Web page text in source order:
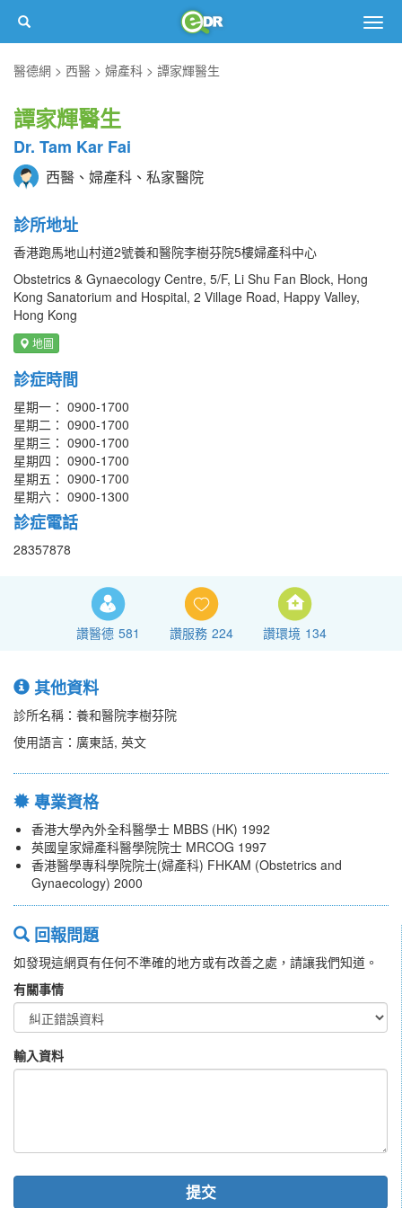
醫德網
西醫 婦產科 譚家輝醫生
譚家輝醫生
Dr. Tam Kar Fai
西醫、婦產科、私家醫院
診所地址
香港跑馬地山村道2號養和醫院李樹芬院5樓婦產科中心
Obstetrics & Gynaecology Centre, 5/F, Li Shu Fan Block, Hong
Kong Sanatorium and Hospital, 2 Village Road, Happy Valley,
Hong Kong
地圖
診症時間
星期一： 0900-1700
星期二： 0900-1700
星期三： 0900-1700
星期四： 0900-1700
星期五： 0900-1700
星期六： 0900-1300
診症電話
28357878
讚醫德 581 讚服務 224 讚環境 134
其他資料
診所名稱：養和醫院李樹芬院
使用語言：廣東話, 英文
專業資格
香港大學內外全科醫學士 MBBS (HK) 1992
英國皇家婦產科醫學院院士 MRCOG 1997
香港醫學專科學院院士(婦產科) FHKAM (Obstetrics and
Gynaecology) 2000
回報問題
如發現這網頁有任何不準確的地方或有改善之處，請讓我們知道。
有關事情
輸入資料
提交